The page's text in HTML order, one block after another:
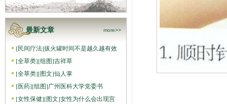
最新文章 more>>
[民间疗法]拔火罐时间不是越久越有效
[全草类][组图]吉祥草
[全草类][图文]仙人掌
[医药][组图]广州医科大学党委书
[女性保健][图文]女性为什么会出现宫